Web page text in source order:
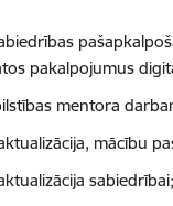
pakalpojumus
mentora
mācību
sabiedrībai;